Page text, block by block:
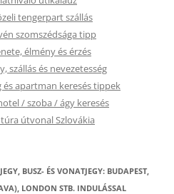
tengerpart szállás
szomszédsága tipp
élmény és érzés
szállás és nevezetesség
és apartman keresés tippek
/ szoba / ágy keresés
útvonal Szlovákia
BUSZ- ÉS VONATJEGY: BUDAPEST,
LONDON STB. INDULÁSSAL